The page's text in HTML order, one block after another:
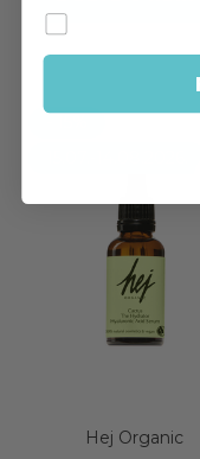
Hej Organic